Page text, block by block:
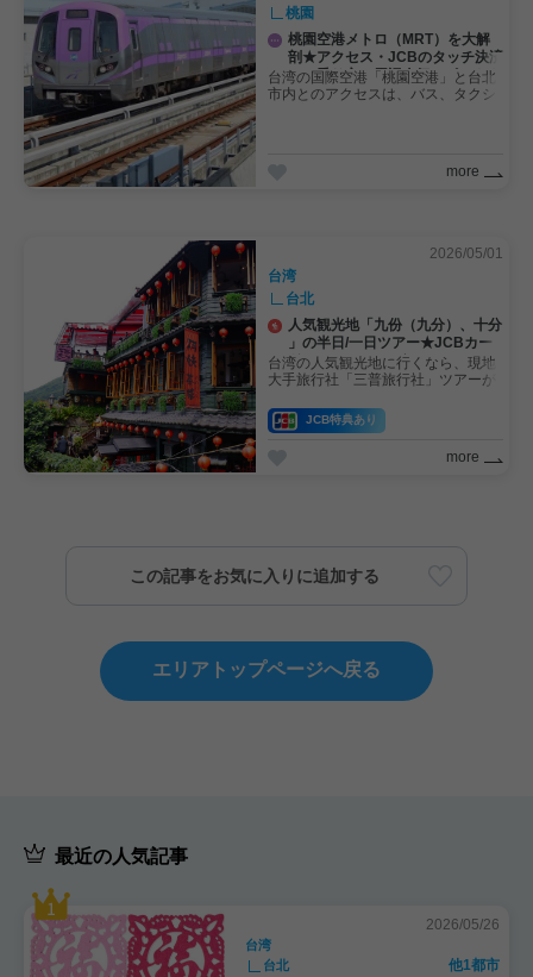
桃園
桃園空港メトロ（MRT）を大解
剖★アクセス・JCBのタッチ決済
での乗り方・周辺人気スポットを
ご紹介
台湾の国際空港「桃園空港」と台北
市内とのアクセスは、バス、タクシ
空港メトロ（MRT）について詳しく
more
2026/05/01
台湾
台北
人気観光地「九份（九分）、十分
」の半日/一日ツアー★JCBカー
ドで5〜10%オフ★
台湾の人気観光地に行くなら、現地
⼤⼿旅⾏社「三普旅⾏社」ツアーが
たといわれている「九份（九分）」
ツアーが⼤⼈気。台北郊外の街「十
も⼈気上昇中です。ただいま、ツア
JCB特典あり
more
この記事をお気に入りに追加する
エリアトップページへ戻る
最近の人気記事
2026/05/26
台湾
台北
他1都市